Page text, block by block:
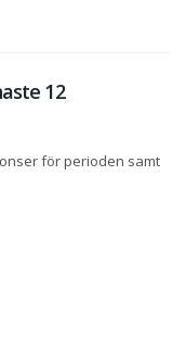
12
för perioden samt